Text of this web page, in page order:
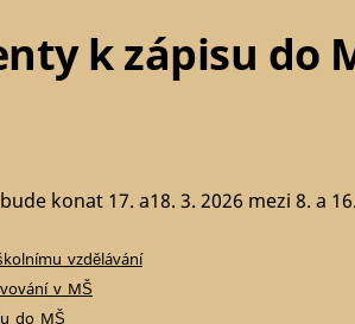
k zápisu do
konat 17. a18. 3. 2026 mezi 8. a